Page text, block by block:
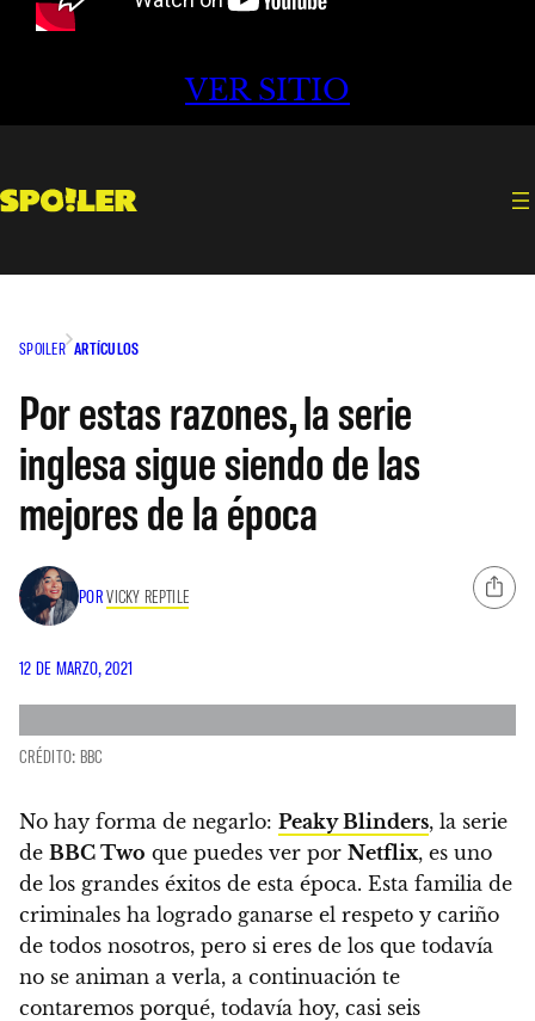
VER SITIO
SPOILER ARTÍCULOS
Por estas razones, la serie
inglesa sigue siendo de las
mejores de la época
PORVICKY REPTILE
12 DE MARZO, 2021
CRÉDITO: BBC
No hay forma de negarlo: Peaky Blinders, la serie
de BBC Two que puedes ver por Netflix, es uno
de los grandes éxitos de esta época. Esta familia de
criminales ha logrado ganarse el respeto y cariño
de todos nosotros, pero si eres de los que todavía
no se animan a verla, a continuación te
contaremos porqué, todavía hoy, casi seis